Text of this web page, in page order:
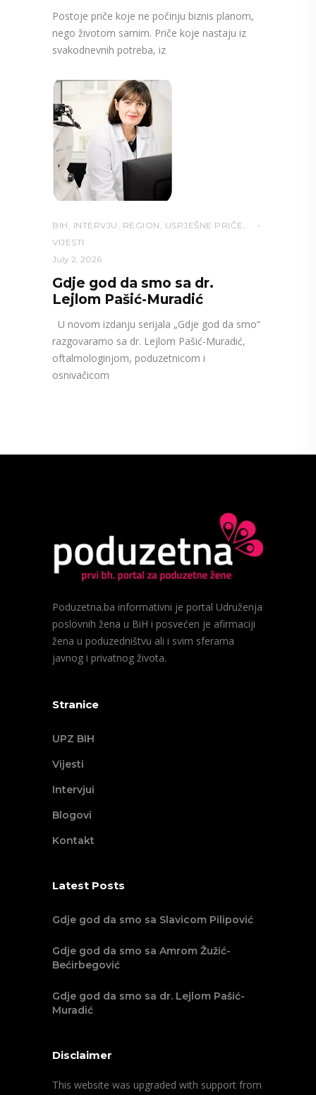
Postoje priče koje ne počinju biznis planom,
nego životom samim. Priče koje nastaju iz
svakodnevnih potreba, iz
BIH INTERVJU REGION USPJEŠNE PRIČE
VIJESTI
July 2, 2026
Gdje god da smo sa dr.
Lejlom Pašić-Muradić
U novom izdanju serijala „Gdje god da smo“
razgovaramo sa dr. Lejlom Pašić-Muradić,
oftalmologinjom, poduzetnicom i
osnivačicom
Poduzetna.ba informativni je portal Udruženja
poslovnih žena u BiH i posvećen je afirmaciji
žena u poduzedništvu ali i svim sferama
javnog i privatnog života.
Stranice
UPZ BIH
Vijesti
Intervjui
Blogovi
Kontakt
Latest Posts
Gdje god da smo sa Slavicom Pilipović
Gdje god da smo sa Amrom Žužić-
Bećirbegović
Gdje god da smo sa dr. Lejlom Pašić-
Muradić
Disclaimer
This website was upgraded with support from